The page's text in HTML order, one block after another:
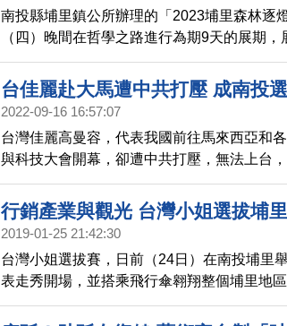
南投縣埔里鎮公所辦理的「2023埔里森林逐
（四）晚間在哲學之路進行為期9天的展期
至22:00點燈，歡迎民眾來一趟不一樣的哲學
會。
台佳麗赴大馬遭中共打壓 成南投
2022-09-16 16:57:07
台灣佳麗高曼容，代表我國前往馬來西亞和
與科技大會開幕，卻遭中共打壓，無法上台
投縣，埔里鄉親隔海替她打氣，而也是選美
許淑華，則希望中共不要用政治意識型態，
黨蔡培慧則語氣強硬，直批中共蠻橫。
行銷產業與觀光 台灣小姐選拔埔
2019-01-25 21:42:30
台灣小姐選拔賽，日前（24日）在南投埔里
表走秀開場，並搭乘飛行傘翱翔整個埔里地
傳。一起去看看。